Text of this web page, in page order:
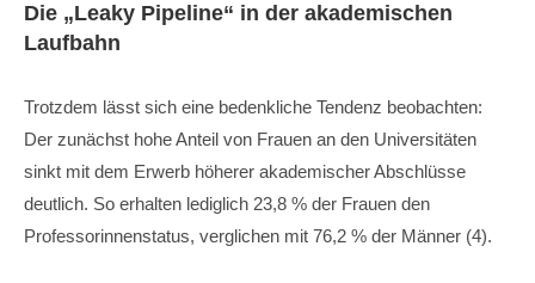
Die „Leaky Pipeline“ in der akademischen
Laufbahn
Trotzdem lässt sich eine bedenkliche Tendenz beobachten:
Der zunächst hohe Anteil von Frauen an den Universitäten
sinkt mit dem Erwerb höherer akademischer Abschlüsse
deutlich. So erhalten lediglich 23,8 % der Frauen den
Professorinnenstatus, verglichen mit 76,2 % der Männer (4).